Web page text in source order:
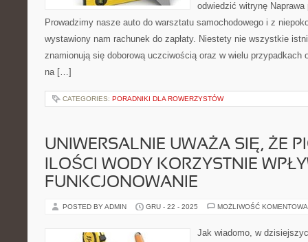
odwiedzić witrynę
Prowadzimy nasze auto do warsztatu samochodowego i z
wystawiony nam rachunek do zapłaty. Niestety nie wszystkie
znamionują się doborową uczciwością oraz w wielu przypadkach
na […]
CATEGORIES: PORADNIKI DLA ROWERZYSTÓW
UNIWERSALNIE UWAŻA SIĘ, ŻE
ILOŚCI WODY KORZYSTNIE
FUNKCJONOWANIE
POSTED BY ADMIN GRU - 22 - 2025 MOŻLIWOŚĆ
Jak wiadomo, w